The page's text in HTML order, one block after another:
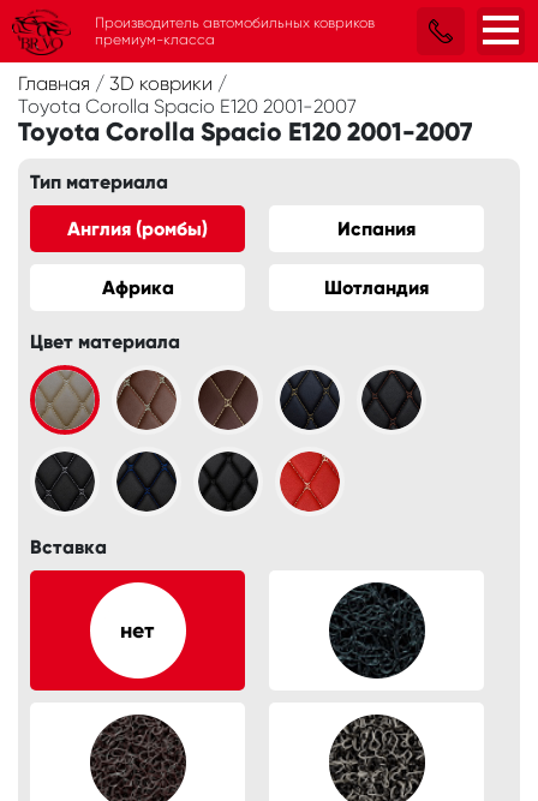
Главная / 3D коврики /
Toyota Corolla Spacio E120 2001-2007
Toyota Corolla Spacio E120 2001-2007
Тип материала
Англия (ромбы) Испания
Африка Шотландия
Цвет материала
Вставка
Производитель автомобильных ковриков
премиум-класса